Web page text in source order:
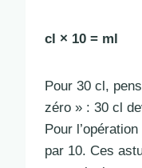
cl × 10 = ml
Pour 30 cl,
zéro » : 30 cl
Pour
par 10. Ces